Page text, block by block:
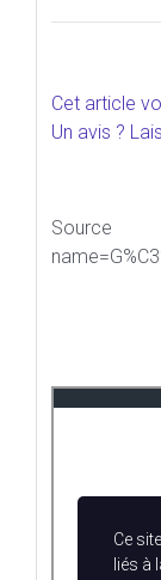
Cet article
Un avis ?
Source :